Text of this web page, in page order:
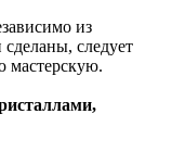
из
сделаны, следует
мастерскую.